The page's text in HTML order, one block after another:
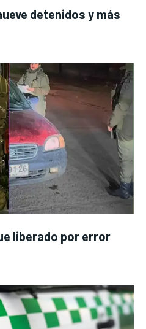
detenidos y más
liberado por error